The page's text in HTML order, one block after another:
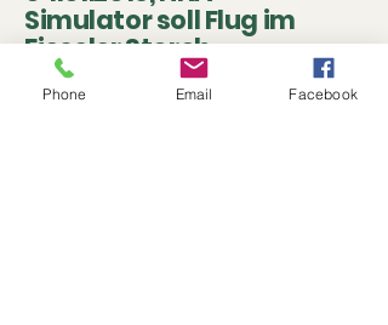
Simulator soll Flug im
Fieseler Storch
nachahmen
Phone Email Facebook